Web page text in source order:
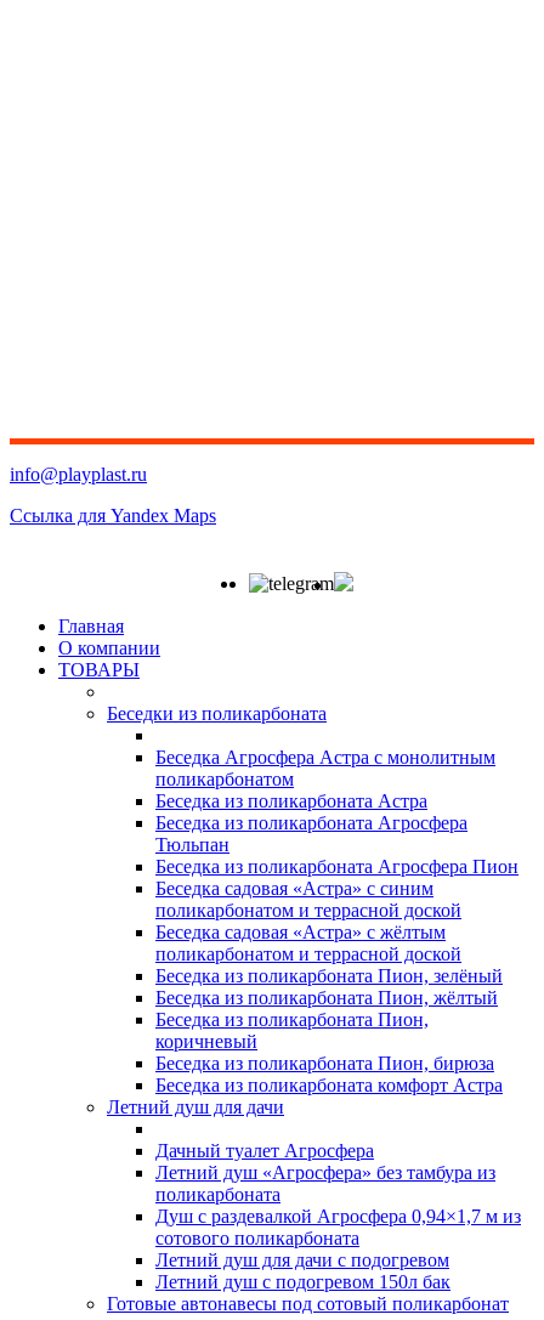
info@playplast.ru
Ссылка для Yandex Maps
Главная
О компании
ТОВАРЫ
Беседки из поликарбоната
Беседка Агросфера Астра с монолитным
поликарбонатом
Беседка из поликарбоната Астра
Беседка из поликарбоната Агросфера
Тюльпан
Беседка из поликарбоната Агросфера Пион
Беседка садовая «Астра» с синим
поликарбонатом и террасной доской
Беседка садовая «Астра» с жёлтым
поликарбонатом и террасной доской
Беседка из поликарбоната Пион, зелёный
Беседка из поликарбоната Пион, жёлтый
Беседка из поликарбоната Пион,
коричневый
Беседка из поликарбоната Пион, бирюза
Беседка из поликарбоната комфорт Астра
Летний душ для дачи
Дачный туалет Агросфера
Летний душ «Агросфера» без тамбура из
поликарбоната
Душ с раздевалкой Агросфера 0,94×1,7 м из
сотового поликарбоната
Летний душ для дачи с подогревом
Летний душ с подогревом 150л бак
Готовые автонавесы под сотовый поликарбонат